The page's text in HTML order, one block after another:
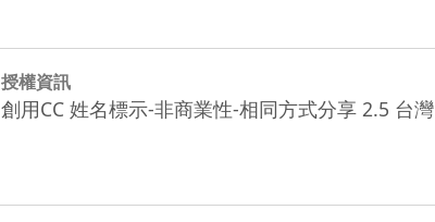
授權資訊
創用CC 姓名標示-非商業性-相同方式分享 2.5 台灣